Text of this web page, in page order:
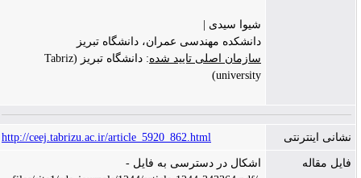
شیوا سیدی |
دانشکده مهندسی عمران، دانشگاه تبریز
سازمان اصلی تایید شده
: دانشگاه تبریز (Tabriz
university)
نشانی اینترنتی http://ceej.tabrizu.ac.ir/article_5920_862.html
فایل مقاله
اشکال در دسترسی به فایل -